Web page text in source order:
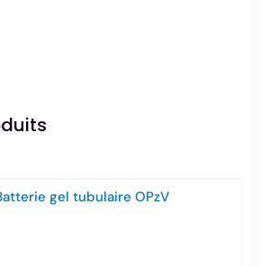
gel tubulaire OPzV